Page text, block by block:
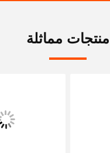
منتجات مماثلة